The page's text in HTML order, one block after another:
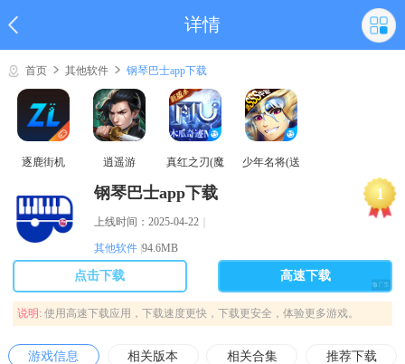
详情
首页 其他软件 钢琴巴士app下载
逐鹿街机 逍遥游
真红之刃(魔
少年名将(送
1
钢琴巴士app下载
上线时间：2025-04-22｜
其他软件 94.6MB
点击下载 高速下载
说明: 使用高速下载应用，下载速度更快，下载更安全，体验更多游戏。
游戏信息 相关版本 相关合集 推荐下载